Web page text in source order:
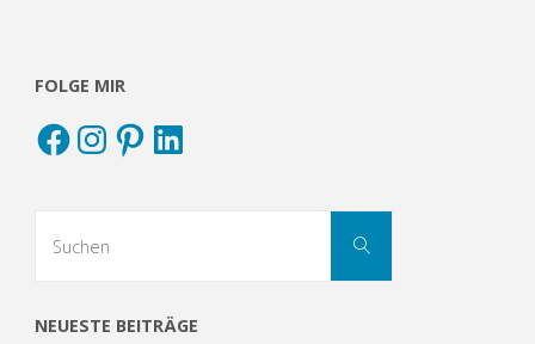
FOLGE MIR
FacebookInstagramPinterest
LinkedIn
Suchen
NEUESTE BEITRÄGE